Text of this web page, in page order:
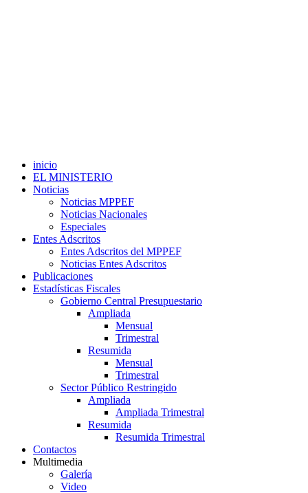
inicio
EL MINISTERIO
Noticias
Noticias MPPEF
Noticias Nacionales
Especiales
Entes Adscritos
Entes Adscritos del MPPEF
Noticias Entes Adscritos
Publicaciones
Estadísticas Fiscales
Gobierno Central Presupuestario
Ampliada
Mensual
Trimestral
Resumida
Mensual
Trimestral
Sector Público Restringido
Ampliada
Ampliada Trimestral
Resumida
Resumida Trimestral
Contactos
Multimedia
Galería
Video